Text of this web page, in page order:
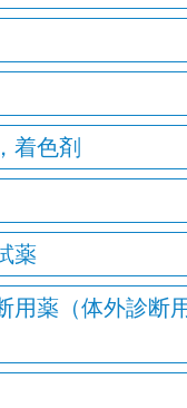
着色剤
薬
用薬（体外診断